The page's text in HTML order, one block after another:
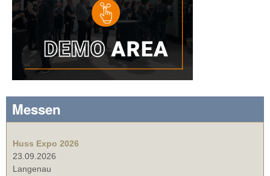
Messen
Huss Expo 2026
23.09.2026
Langenau